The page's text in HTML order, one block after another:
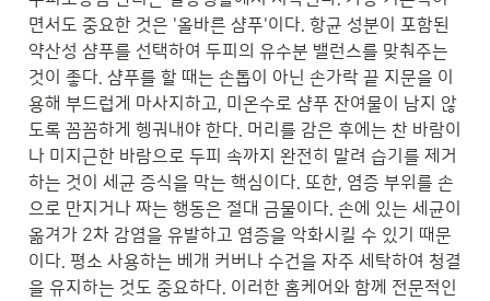
면서도 중요한 것은 '올바른 샴푸'이다. 항균 성분이 포함된
약산성 샴푸를 선택하여 두피의 유수분 밸런스를 맞춰주는
것이 좋다. 샴푸를 할 때는 손톱이 아닌 손가락 끝 지문을 이
용해 부드럽게 마사지하고, 미온수로 샴푸 잔여물이 남지 않
도록 꼼꼼하게 헹궈내야 한다. 머리를 감은 후에는 찬 바람이
나 미지근한 바람으로 두피 속까지 완전히 말려 습기를 제거
하는 것이 세균 증식을 막는 핵심이다. 또한, 염증 부위를 손
으로 만지거나 짜는 행동은 절대 금물이다. 손에 있는 세균이
옮겨가 2차 감염을 유발하고 염증을 악화시킬 수 있기 때문
이다. 평소 사용하는 베개 커버나 수건을 자주 세탁하여 청결
을 유지하는 것도 중요하다. 이러한 홈케어와 함께 전문적인